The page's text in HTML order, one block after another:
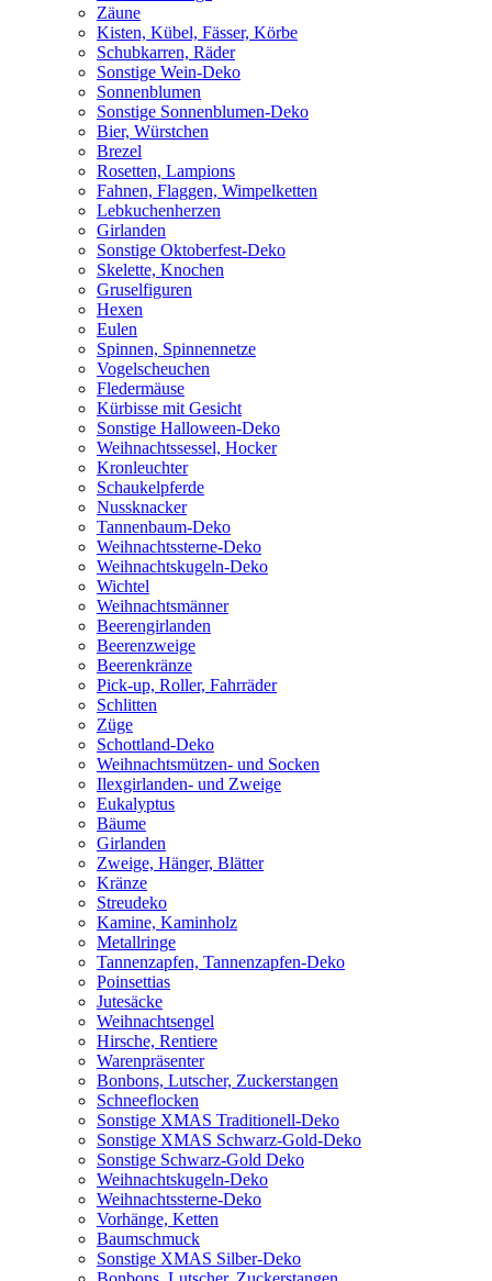
Zäune
Kisten, Kübel, Fässer, Körbe
Schubkarren, Räder
Sonstige Wein-Deko
Sonnenblumen
Sonstige Sonnenblumen-Deko
Bier, Würstchen
Brezel
Rosetten, Lampions
Fahnen, Flaggen, Wimpelketten
Lebkuchenherzen
Girlanden
Sonstige Oktoberfest-Deko
Skelette, Knochen
Gruselfiguren
Hexen
Eulen
Spinnen, Spinnennetze
Vogelscheuchen
Fledermäuse
Kürbisse mit Gesicht
Sonstige Halloween-Deko
Weihnachtssessel, Hocker
Kronleuchter
Schaukelpferde
Nussknacker
Tannenbaum-Deko
Weihnachtssterne-Deko
Weihnachtskugeln-Deko
Wichtel
Weihnachtsmänner
Beerengirlanden
Beerenzweige
Beerenkränze
Pick-up, Roller, Fahrräder
Schlitten
Züge
Schottland-Deko
Weihnachtsmützen- und Socken
Ilexgirlanden- und Zweige
Eukalyptus
Bäume
Girlanden
Zweige, Hänger, Blätter
Kränze
Streudeko
Kamine, Kaminholz
Metallringe
Tannenzapfen, Tannenzapfen-Deko
Poinsettias
Jutesäcke
Weihnachtsengel
Hirsche, Rentiere
Warenpräsenter
Bonbons, Lutscher, Zuckerstangen
Schneeflocken
Sonstige XMAS Traditionell-Deko
Sonstige XMAS Schwarz-Gold-Deko
Sonstige Schwarz-Gold Deko
Weihnachtskugeln-Deko
Weihnachtssterne-Deko
Vorhänge, Ketten
Baumschmuck
Sonstige XMAS Silber-Deko